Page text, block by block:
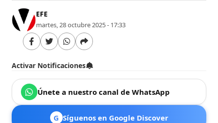
EFE
martes, 28 octubre 2025 - 17:33
Activar Notificaciones
Únete a nuestro canal de WhatsApp
G Síguenos en Google Discover